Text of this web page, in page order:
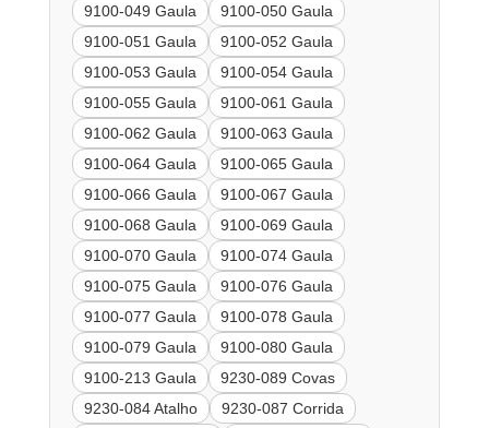
9100-049 Gaula
9100-050 Gaula
9100-051 Gaula
9100-052 Gaula
9100-053 Gaula
9100-054 Gaula
9100-055 Gaula
9100-061 Gaula
9100-062 Gaula
9100-063 Gaula
9100-064 Gaula
9100-065 Gaula
9100-066 Gaula
9100-067 Gaula
9100-068 Gaula
9100-069 Gaula
9100-070 Gaula
9100-074 Gaula
9100-075 Gaula
9100-076 Gaula
9100-077 Gaula
9100-078 Gaula
9100-079 Gaula
9100-080 Gaula
9100-213 Gaula
9230-089 Covas
9230-084 Atalho
9230-087 Corrida